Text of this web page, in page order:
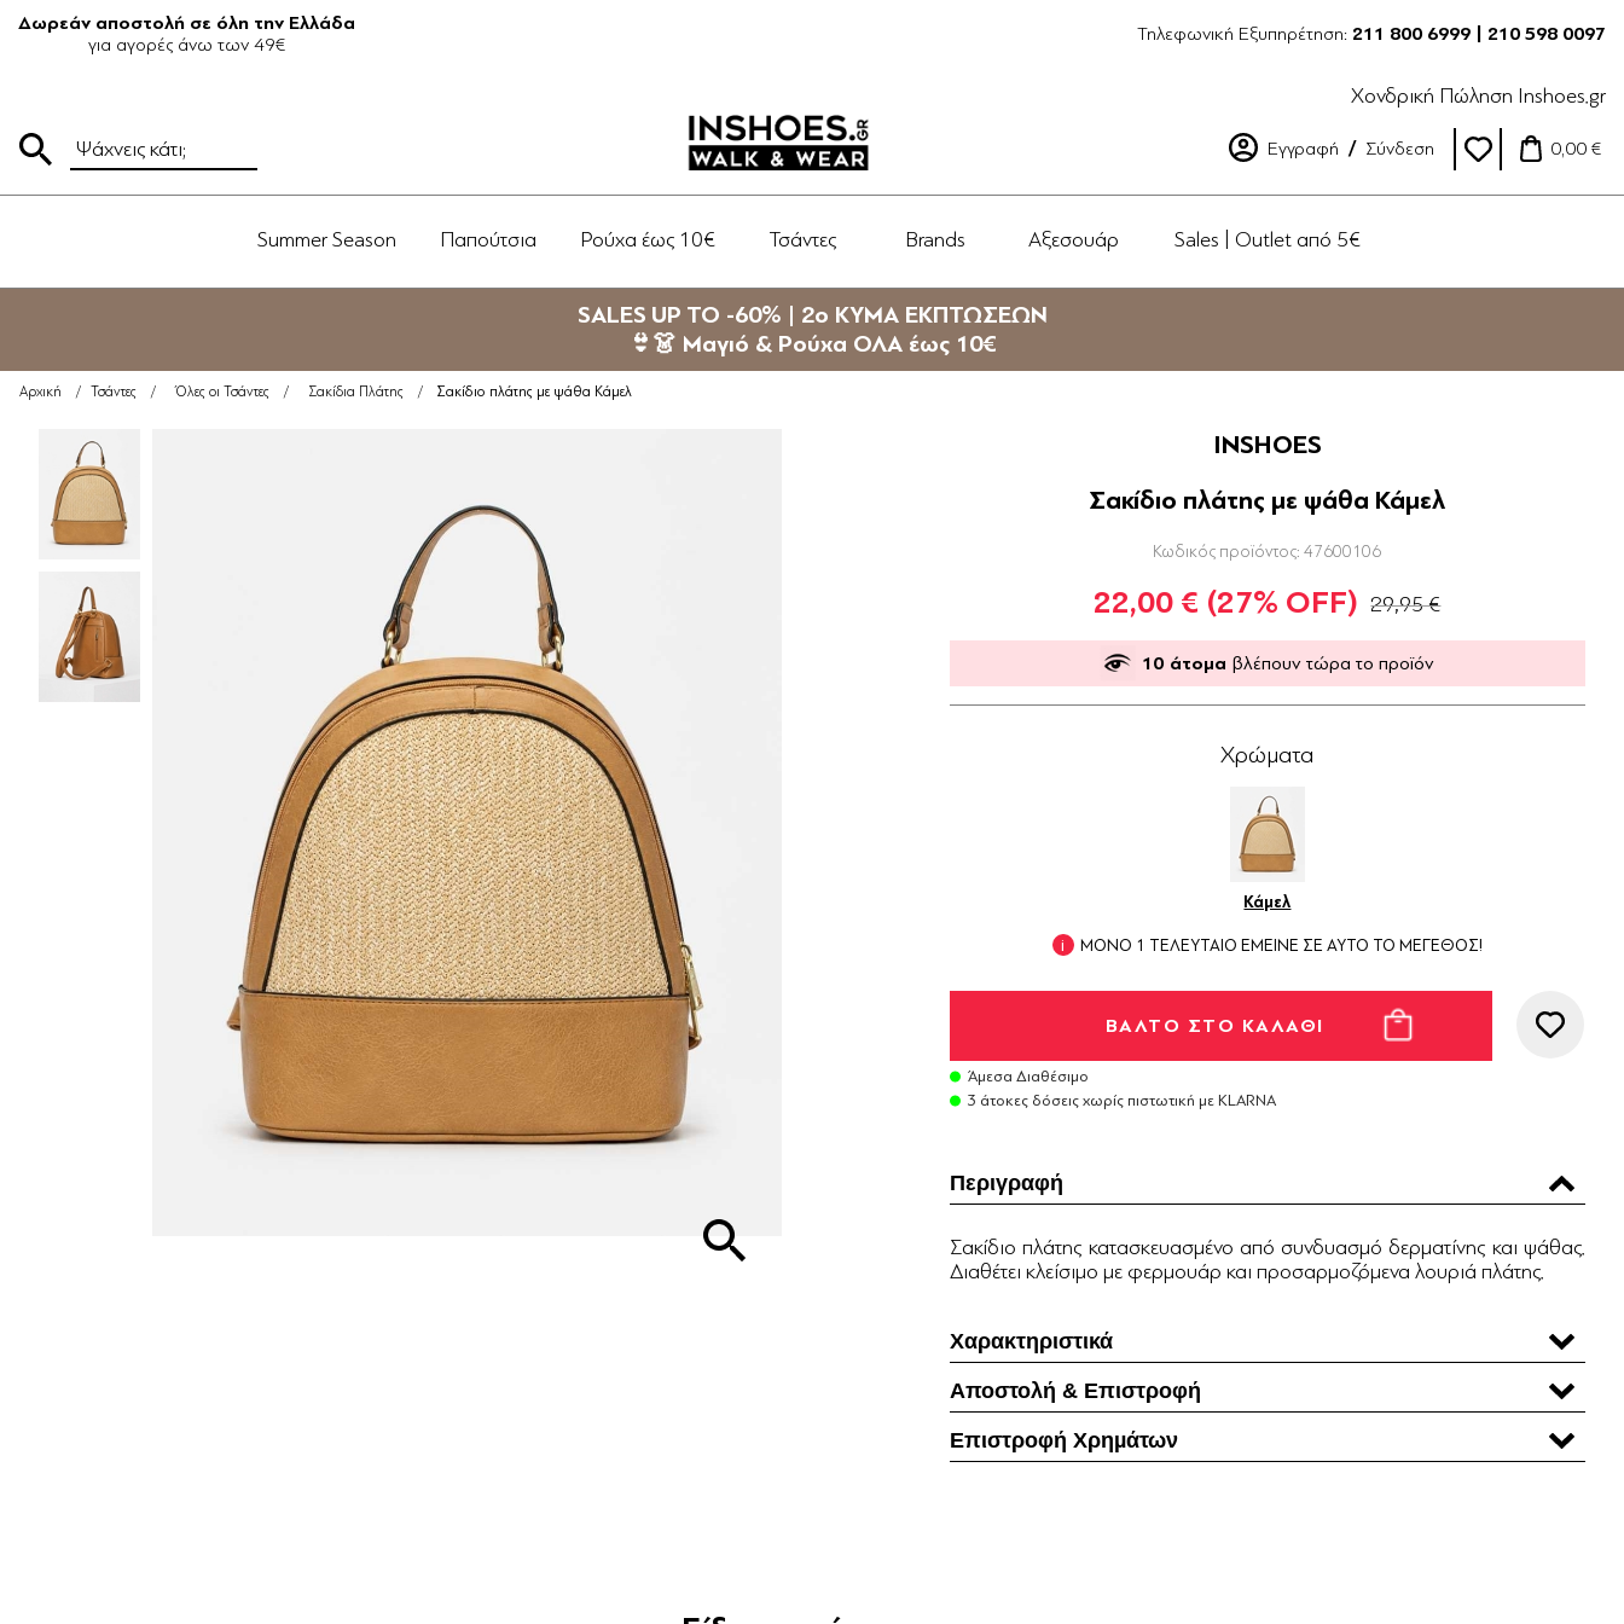
Δωρεάν αποστολή σε όλη την Ελλάδα
για αγορές άνω των 49€
Τηλεφωνική Εξυπηρέτηση: 211 800 6999 | 210 598 0097
Χονδρική Πώληση Inshoes.gr
Εγγραφή Σύνδεση 0,00 €
Summer Season Παπούτσια Ρούχα έως 10€ Τσάντες Brands Αξεσουάρ Sales | Outlet από 5€
SALES UP TO -60% | 2ο ΚΥΜΑ ΕΚΠΤΩΣΕΩΝ
👙👗 Μαγιό & Ρούχα ΟΛΑ έως 10€
Αρχική / Τσάντες / Όλες οι Τσάντες / Σακίδια Πλάτης / Σακίδιο πλάτης με ψάθα Κάμελ
INSHOES
Σακίδιο πλάτης με ψάθα Κάμελ
Κωδικός προϊόντος: 47600106
22,00 € (27% OFF) 29,95 €
10 άτομα βλέπουν τώρα το προϊόν
Χρώματα
Κάμελ
ΜΟΝΟ 1 ΤΕΛΕΥΤΑΙΟ ΕΜΕΙΝΕ ΣΕ ΑΥΤΟ ΤΟ ΜΕΓΕΘΟΣ!
Άμεσα Διαθέσιμο
3 άτοκες δόσεις χωρίς πιστωτική με KLARNA
Περιγραφή
Σακίδιο πλάτης κατασκευασμένο από συνδυασμό δερματίνης και ψάθας.
Διαθέτει κλείσιμο με φερμουάρ και προσαρμοζόμενα λουριά πλάτης.
Χαρακτηριστικά
Αποστολή & Επιστροφή
Επιστροφή Χρηµάτων